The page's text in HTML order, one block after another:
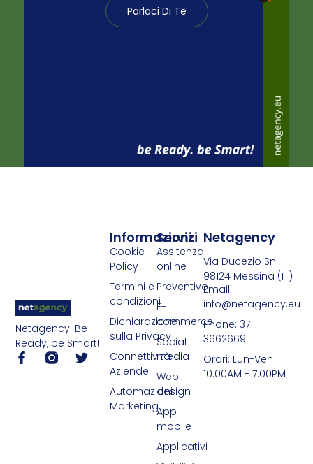
Parlaci Di Te
Netagency. Be
Ready, be Smart!
Servizi
Assitenza
online
Preventivo
E-
commerce
Social
media
Web
design
App
mobile
Applicativi
Informazioni
Cookie
Policy
Termini e
condizioni
Dichiarazione
sulla Privacy
Connettività
Aziende
Automazioni
Marketing
Netagency
Via Ducezio Sn
98124 Messina (IT)
Email:
info@netagency.eu
Phone: 371-
3662669
Orari: Lun-Ven
10:00AM - 7:00PM